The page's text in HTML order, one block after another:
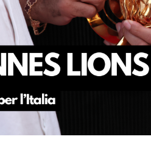
Ads: «L'Italia è un